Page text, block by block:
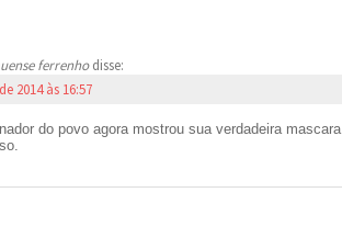
ferrenho disse:
2014 às 16:57
do povo agora mostrou sua verdadeira